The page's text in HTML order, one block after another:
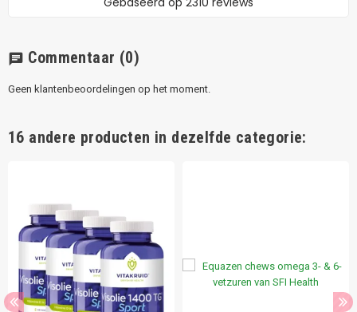
chat Commentaar (0)
Geen klantenbeoordelingen op het moment.
16 andere producten in dezelfde categorie: